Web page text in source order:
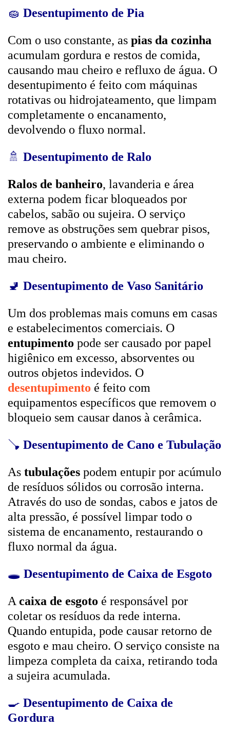
🧽 Desentupimento de Pia
Com o uso constante, as pias da cozinha
acumulam gordura e restos de comida,
causando mau cheiro e refluxo de água. O
desentupimento é feito com máquinas
rotativas ou hidrojateamento, que limpam
completamente o encanamento,
devolvendo o fluxo normal.
🚿 Desentupimento de Ralo
Ralos de banheiro, lavanderia e área
externa podem ficar bloqueados por
cabelos, sabão ou sujeira. O serviço
remove as obstruções sem quebrar pisos,
preservando o ambiente e eliminando o
mau cheiro.
🚽 Desentupimento de Vaso Sanitário
Um dos problemas mais comuns em casas
e estabelecimentos comerciais. O
entupimento pode ser causado por papel
higiênico em excesso, absorventes ou
outros objetos indevidos. O
desentupimento é feito com
equipamentos específicos que removem o
bloqueio sem causar danos à cerâmica.
🪠 Desentupimento de Cano e Tubulação
As tubulações podem entupir por acúmulo
de resíduos sólidos ou corrosão interna.
Através do uso de sondas, cabos e jatos de
alta pressão, é possível limpar todo o
sistema de encanamento, restaurando o
fluxo normal da água.
🕳️ Desentupimento de Caixa de Esgoto
A caixa de esgoto é responsável por
coletar os resíduos da rede interna.
Quando entupida, pode causar retorno de
esgoto e mau cheiro. O serviço consiste na
limpeza completa da caixa, retirando toda
a sujeira acumulada.
🍳 Desentupimento de Caixa de
Gordura